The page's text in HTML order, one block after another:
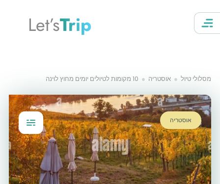
Let’sTrip
מסלולי טיול אוסטריה 10 מקומות לטיולים יומים מחוץ לוינה
אוסטריה